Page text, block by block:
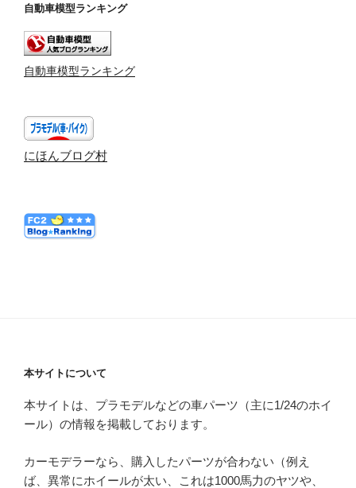
自動車模型ランキング
自動車模型ランキング
にほんブログ村
本サイトについて
本サイトは、プラモデルなどの車パーツ（主に1/24のホイ
ール）の情報を掲載しております。
カーモデラーなら、購入したパーツが合わない（例え
ば、異常にホイールが太い、これは1000馬力のヤツや、